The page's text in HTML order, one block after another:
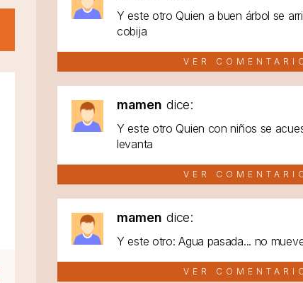
Y este otro Quien a buen árbol se
cobija
VER
mamen dice:
Y este otro Quien con niños se
levanta
VER
mamen dice:
Y este otro: Agua pasada... no
VER